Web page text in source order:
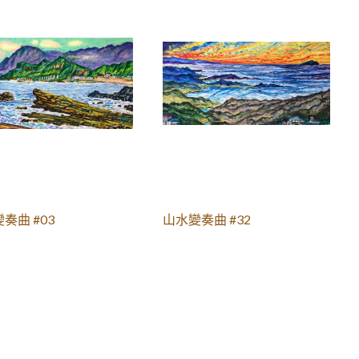
奏曲 #03 山水變奏曲 #32